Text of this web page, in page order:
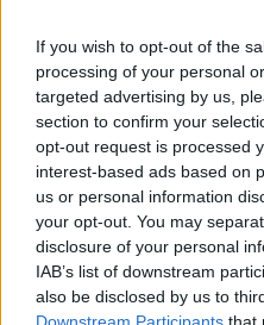
If you wish to opt-out of the
processing of your personal
targeted advertising by us,
section to confirm your
opt-out request is processed
interest-based ads based on
us or personal information
your opt-out. You may
disclosure of your personal
IAB’s list of downstream
also be disclosed by us to